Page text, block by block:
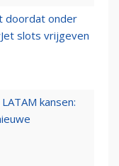
doordat onder
slots vrijgeven
kansen: